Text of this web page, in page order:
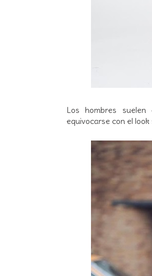
Los hombres
equivocarse con el